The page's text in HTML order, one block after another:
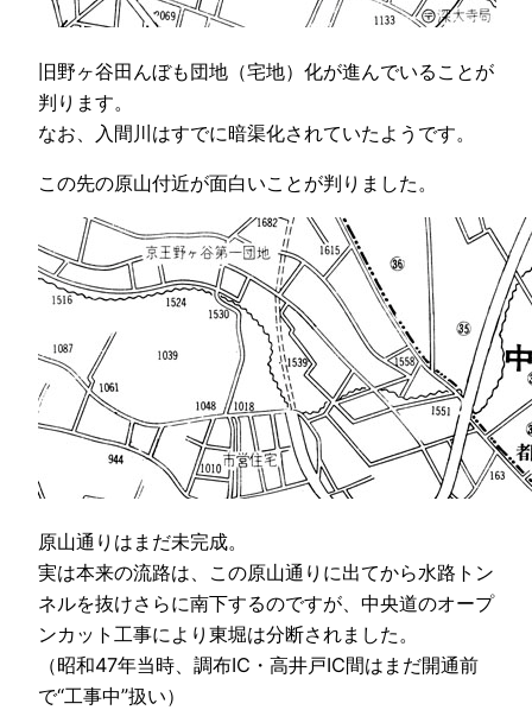
旧野ヶ谷田んぼも団地（宅地）化が進んでいることが
判ります。
なお、入間川はすでに暗渠化されていたようです。
この先の原山付近が面白いことが判りました。
原山通りはまだ未完成。
実は本来の流路は、この原山通りに出てから水路トン
ネルを抜けさらに南下するのですが、中央道のオープ
ンカット工事により東堀は分断されました。
（昭和47年当時、調布IC・高井戸IC間はまだ開通前
で“工事中”扱い）